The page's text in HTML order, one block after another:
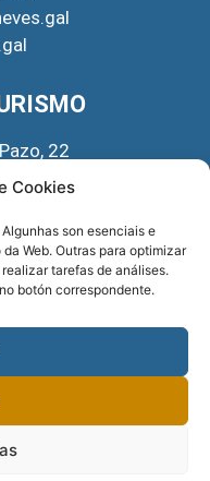
Cookies
son esenciais e
Web. Outras para optimizar
tarefas de análises.
botón correspondente.
22
65